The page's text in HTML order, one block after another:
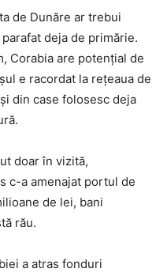
de Dunăre ar trebui
deja de primărie.
Corabia are potenţial de
e racordat la reţeaua de
din case folosesc deja
doar în vizită,
c-a amenajat portul de
de lei, bani
rău.
a atras fonduri